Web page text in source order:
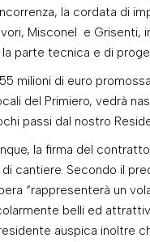
la cordata di
Misconel e Grisenti,
parte tecnica e di
milioni di euro
del Primiero, vedrà
passi dal nostro
la firma del
cantiere. Secondo il
“rappresenterà un
belli ed
auspica inoltre